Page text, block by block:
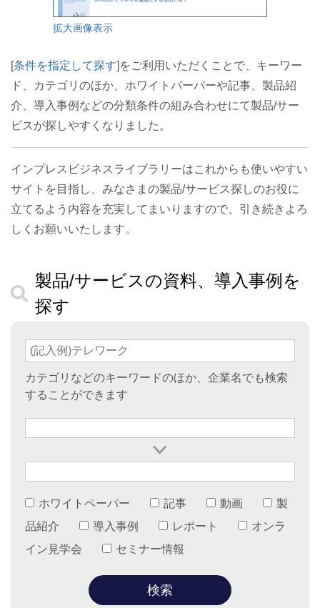
拡大画像表示
[条件を指定して探す]をご利用いただくことで、キーワー
ド、カテゴリのほか、ホワイトパーパーや記事、製品紹
介、導入事例などの分類条件の組み合わせにて製品/サー
ビスが探しやすくなりました。
インプレスビジネスライブラリーはこれからも使いやすい
サイトを目指し、みなさまの製品/サービス探しのお役に
立てるよう内容を充実してまいりますので、引き続きよろ
しくお願いいたします。
製品/サービスの資料、導入事例を
探す
カテゴリなどのキーワードのほか、企業名でも検索
することができます
ホワイトペーパー 記事 動画
製
品紹介
導入事例 レポート
オンラ
イン見学会
セミナー情報